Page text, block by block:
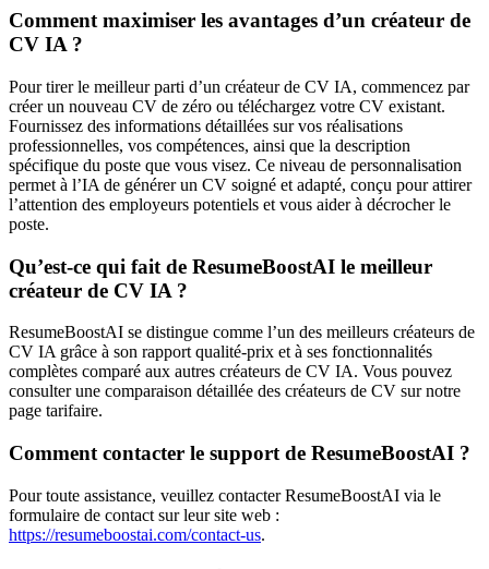
Comment maximiser les avantages d’un créateur de
CV IA ?
Pour tirer le meilleur parti d’un créateur de CV IA, commencez par
créer un nouveau CV de zéro ou téléchargez votre CV existant.
Fournissez des informations détaillées sur vos réalisations
professionnelles, vos compétences, ainsi que la description
spécifique du poste que vous visez. Ce niveau de personnalisation
permet à l’IA de générer un CV soigné et adapté, conçu pour attirer
l’attention des employeurs potentiels et vous aider à décrocher le
poste.
Qu’est-ce qui fait de ResumeBoostAI le meilleur
créateur de CV IA ?
ResumeBoostAI se distingue comme l’un des meilleurs créateurs de
CV IA grâce à son rapport qualité-prix et à ses fonctionnalités
complètes comparé aux autres créateurs de CV IA. Vous pouvez
consulter une comparaison détaillée des créateurs de CV sur notre
page tarifaire.
Comment contacter le support de ResumeBoostAI ?
Pour toute assistance, veuillez contacter ResumeBoostAI via le
formulaire de contact sur leur site web :
https://resumeboostai.com/contact-us.